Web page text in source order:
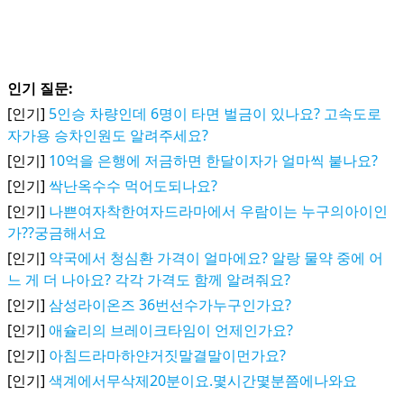
인기 질문:
[인기] 5인승 차량인데 6명이 타면 벌금이 있나요? 고속도로
자가용 승차인원도 알려주세요?
[인기] 10억을 은행에 저금하면 한달이자가 얼마씩 붙나요?
[인기] 싹난옥수수 먹어도되나요?
[인기] 나쁜여자착한여자드라마에서 우람이는 누구의아이인
가??궁금해서요
[인기] 약국에서 청심환 가격이 얼마에요? 알랑 물약 중에 어
느 게 더 나아요? 각각 가격도 함께 알려줘요?
[인기] 삼성라이온즈 36번선수가누구인가요?
[인기] 애슐리의 브레이크타임이 언제인가요?
[인기] 아침드라마하얀거짓말결말이먼가요?
[인기] 색계에서무삭제20분이요.몇시간몇분쯤에나와요